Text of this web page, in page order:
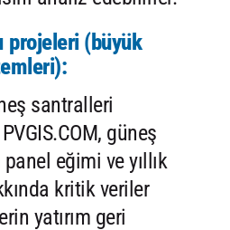
projeleri (büyük
santralleri
güneş
panel eğimi ve yıllık
kritik veriler
yatırım geri